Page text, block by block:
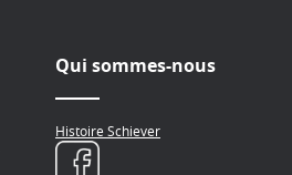
Qui sommes-nous
Histoire Schiever